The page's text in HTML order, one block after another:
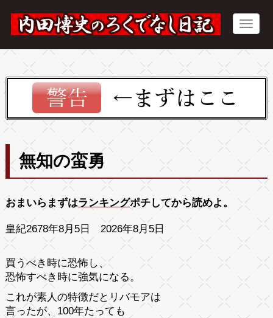
無知の蛮勇
おまいらまずはランキングポチしてから読めよ。
皇紀2678年8月5日 2026年8月5日
買うべき時に恐怖し、
恐怖すべき時に強気になる。
これが素人の特徴だとリバモアは
言ったが、100年たっても